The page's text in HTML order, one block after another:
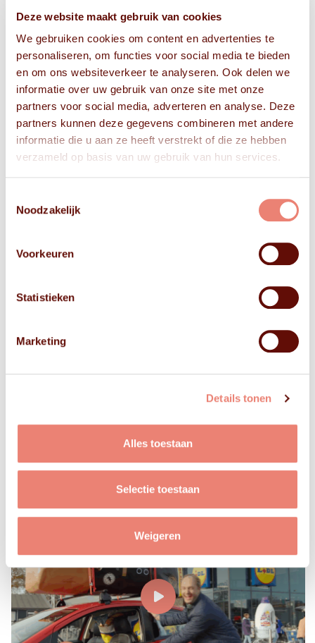
Deze website maakt gebruik van cookies
We gebruiken cookies om content en advertenties te
personaliseren, om functies voor social media te bieden
en om ons websiteverkeer te analyseren. Ook delen we
informatie over uw gebruik van onze site met onze
partners voor social media, adverteren en analyse. Deze
partners kunnen deze gegevens combineren met andere
informatie die u aan ze heeft verstrekt of die ze hebben
verzameld op basis van uw gebruik van hun services.
Noodzakelijk
Voorkeuren
Statistieken
Marketing
Details tonen
Alles toestaan
Selectie toestaan
Weigeren
Bekijk
FOTO'S
Bekijk
VIDEO'S